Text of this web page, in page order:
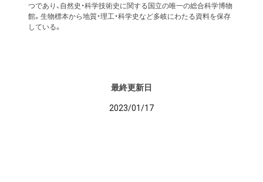
つであり、自然史・科学技術史に関する国立の唯一の総合科学博物
館。生物標本から地質・理工・科学史など多岐にわたる資料を保存
している。
最終更新日
2023/01/17